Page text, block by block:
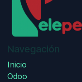
Navegación
Inicio
Odoo